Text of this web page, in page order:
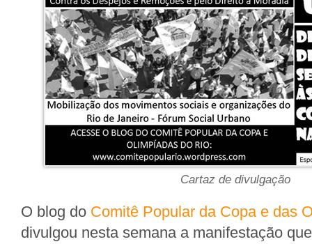
Cartaz de divulgação
O blog do Comitê Popular da Copa e das
divulgou nesta semana a manifestação